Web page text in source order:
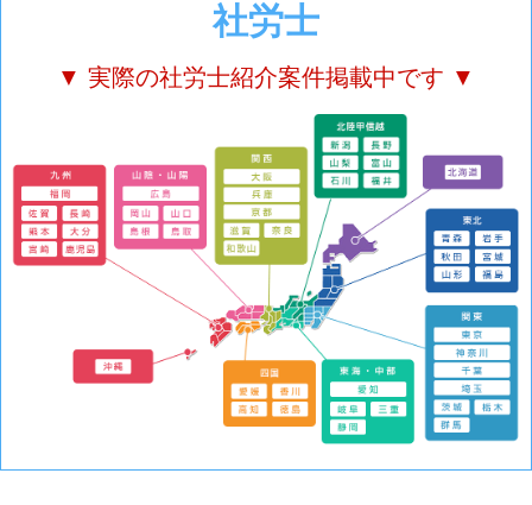
社労士
▼ 実際の社労士紹介案件掲載中です ▼